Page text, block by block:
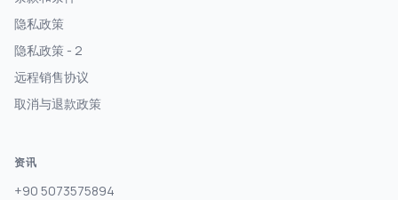
隐私政策
隐私政策 - 2
远程销售协议
取消与退款政策
资讯
+90 5073575894